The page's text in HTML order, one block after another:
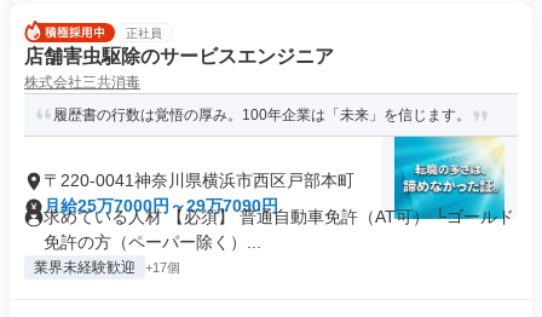
正社員
店舗害虫駆除のサービスエンジニア
株式会社三共消毒
履歴書の行数は覚悟の厚み。100年企業は「未来」を信じます。
〒220-0041神奈川県横浜市西区戸部本町
月給25万7000円～29万7090円
求めている人材 【必須】 普通自動車免許（AT可） └ゴールド
免許の方（ペーパー除く）...
業界未経験歓迎 +17個